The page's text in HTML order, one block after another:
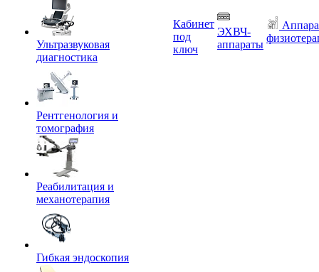
Ультразвуковая
диагностика
Рентгенология и
томография
Реабилитация и
механотерапия
Гибкая эндоскопия
Кабинет
под
ключ
ЭХВЧ-
аппараты